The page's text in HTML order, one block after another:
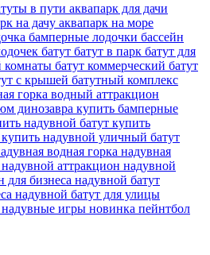
в пути аквапарк для дачи
на дачу аквапарк на море
бамперные лодочки бассейн
батут батут в парк батут для
комнаты батут коммерческий батут
с крышей батутный комплекс
горка водный аттракцион
динозавра купить бамперные
надувной батут купить
купить надувной уличный батут
водная горка надувная
надувной аттракцион надувной
для бизнеса надувной батут
надувной батут для улицы
надувные игры новинка пейнтбол